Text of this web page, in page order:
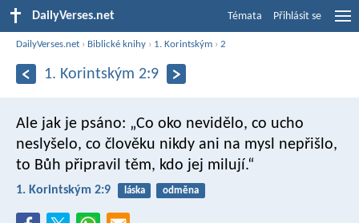
DailyVerses.net Témata Přihlásit se
DailyVerses.net › Biblické knihy › 1. Korintským ›2
1. Korintským 2:9
Ale jak je psáno: „Co oko nevidělo, co ucho
neslyšelo, co člověku nikdy ani na mysl nepřišlo,
to Bůh připravil těm, kdo jej milují.“
1. Korintským 2:9 láska odměna